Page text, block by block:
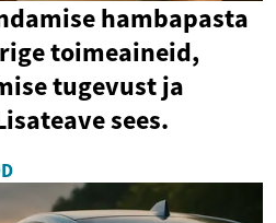
hambapasta
toimeaineid,
tugevust ja
sees.